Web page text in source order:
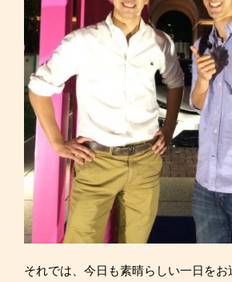
それでは、今日も素晴らしい一日をお